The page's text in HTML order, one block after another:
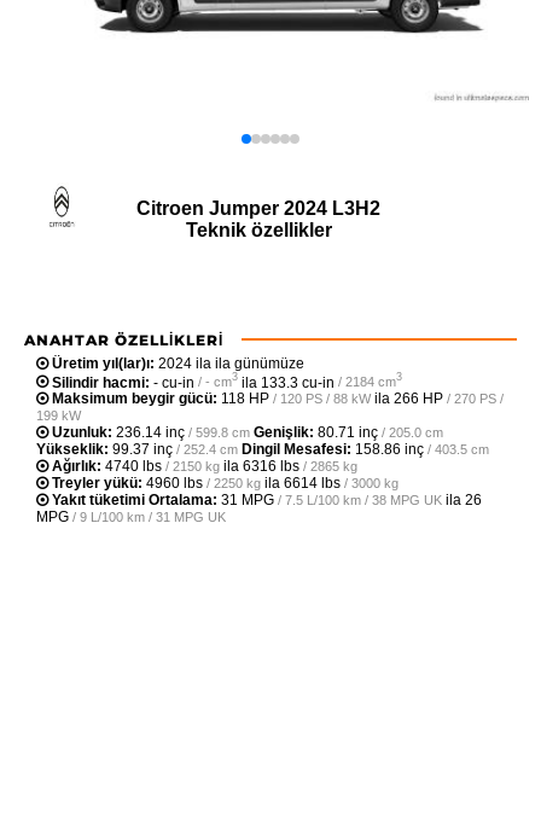
Citroen Jumper 2024 L3H2
Teknik özellikler
ANAHTAR ÖZELLIKLERI
Üretim yıl(lar)ı: 2024 ila ila günümüze
Silindir hacmi: - cu-in / - cm3 ila 133.3 cu-in / 2184 cm3
Maksimum beygir gücü: 118 HP / 120 PS / 88 kWila 266 HP / 270 PS /
199 kW
Uzunluk: 236.14 inç / 599.8 cm Genişlik: 80.71 inç / 205.0 cm
Yükseklik: 99.37 inç / 252.4 cm Dingil Mesafesi: 158.86 inç / 403.5 cm
Ağırlık: 4740 lbs / 2150 kg ila 6316 lbs / 2865 kg
Treyler yükü: 4960 lbs / 2250 kg ila 6614 lbs / 3000 kg
Yakıt tüketimi Ortalama: 31 MPG / 7.5 L/100 km / 38 MPG UK ila 26
MPG / 9 L/100 km / 31 MPG UK